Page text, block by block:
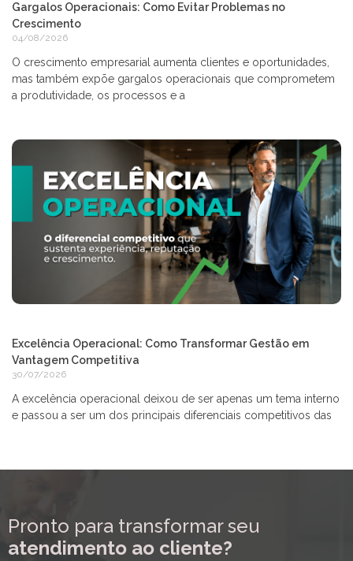
Gargalos Operacionais: Como Evitar Problemas no
Crescimento
04/08/2026
O crescimento empresarial aumenta clientes e oportunidades,
mas também expõe gargalos operacionais que comprometem
a produtividade, os processos e a
Excelência Operacional: Como Transformar Gestão em
Vantagem Competitiva
30/07/2026
A excelência operacional deixou de ser apenas um tema interno
e passou a ser um dos principais diferenciais competitivos das
Pronto para transformar seu
atendimento ao cliente?